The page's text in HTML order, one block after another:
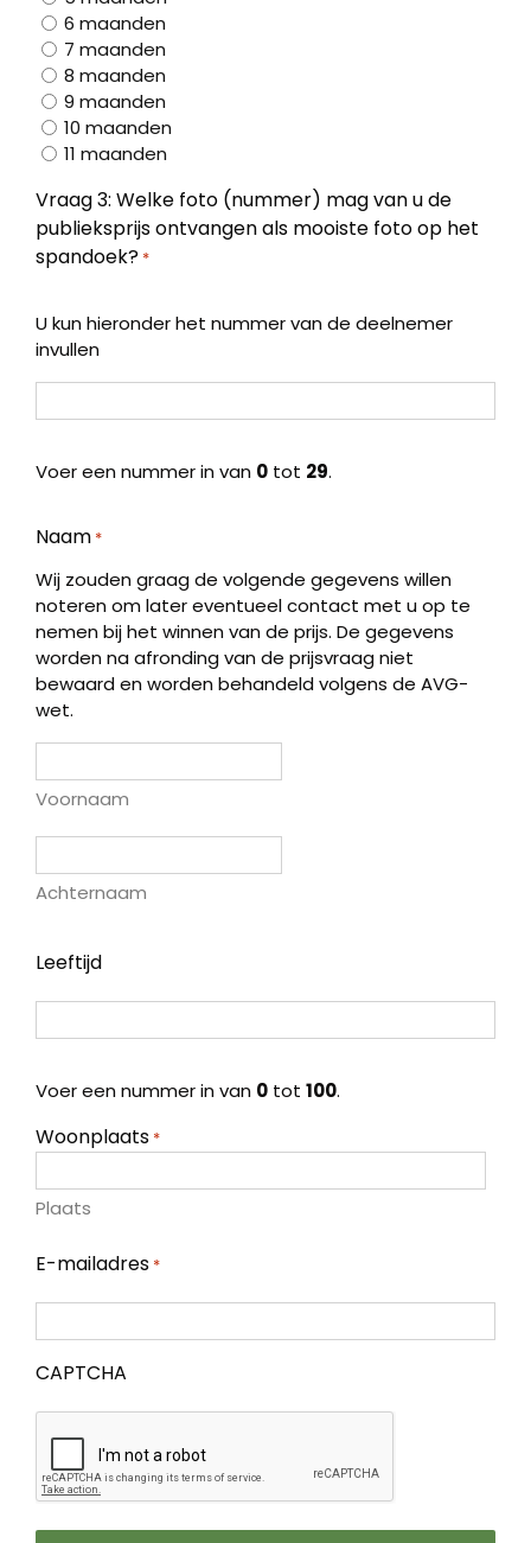
6 maanden
7 maanden
8 maanden
9 maanden
10 maanden
11 maanden
Vraag 3: Welke foto (nummer) mag van u de
publieksprijs ontvangen als mooiste foto op het
spandoek? *
U kun hieronder het nummer van de deelnemer
invullen
Voer een nummer in van 0 tot 29.
Naam *
Wij zouden graag de volgende gegevens willen
noteren om later eventueel contact met u op te
nemen bij het winnen van de prijs. De gegevens
worden na afronding van de prijsvraag niet
bewaard en worden behandeld volgens de AVG-
wet.
Voornaam
Achternaam
Leeftijd
Voer een nummer in van 0 tot 100.
Woonplaats *
Plaats
E-mailadres *
CAPTCHA